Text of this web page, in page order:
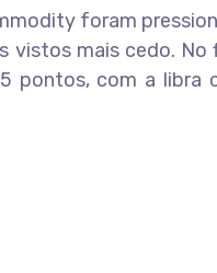
foram
vistos mais cedo.
pontos, com a libra